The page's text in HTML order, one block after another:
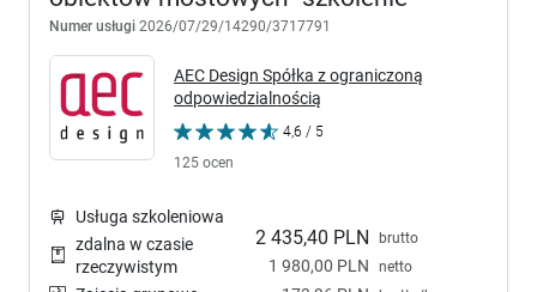
Numer usługi 2026/07/29/14290/3717791
AEC Design Spółka z ograniczoną
odpowiedzialnością
4,6 / 5
125 ocen
2 435,40 PLN brutto
1 980,00 PLN netto
Usługa szkoleniowa
zdalna w czasie
rzeczywistym